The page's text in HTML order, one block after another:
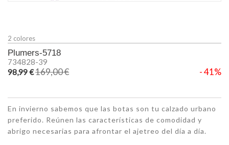
2 colores
Plumers-5718
734828-39
98,99 €169,00 € - 41%
En invierno sabemos que las botas son tu calzado urbano
preferido. Reúnen las características de comodidad y
abrigo necesarias para afrontar el ajetreo del día a día.